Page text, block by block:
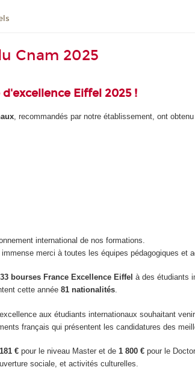
Cnam 2025
Eiffel 2025 !
, recommandés par notre établissement, ont
international de nos formations.
merci à toutes les équipes pédagogiques et
bourses France Excellence Eiffel à des étudiants
cette année81 nationalités.
aux étudiants internationaux souhaitant
français qui présentent les candidatures des
€ pour le niveau Master et de1 800 € pour le
sociale, et activités culturelles.